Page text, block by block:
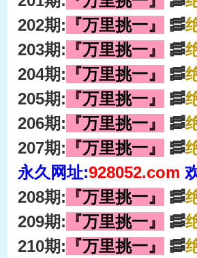
202期: 『万里挑一』 🥓
203期: 『万里挑一』 🥓
204期: 『万里挑一』 🥓
205期: 『万里挑一』 🥓
206期: 『万里挑一』 🥓
207期: 『万里挑一』 🥓
永久网址:928052.com
208期: 『万里挑一』 🥓
209期: 『万里挑一』 🥓
210期: 『万里挑一』 🥓